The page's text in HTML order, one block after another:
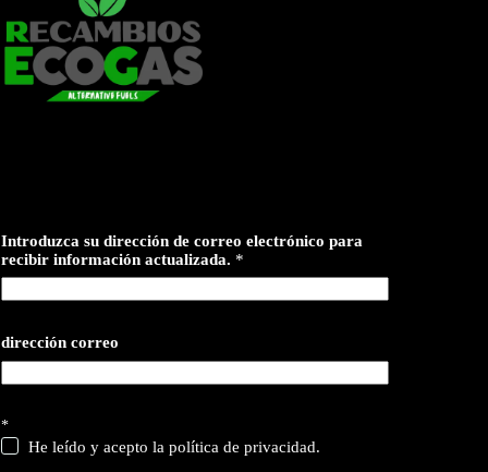
Introduzca su dirección de correo electrónico para
recibir información actualizada. *
dirección correo
*
He leído y acepto la política de privacidad.